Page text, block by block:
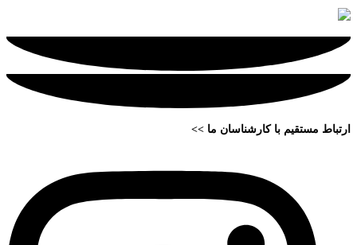
ارتباط مستقیم با کارشناسان ما >>